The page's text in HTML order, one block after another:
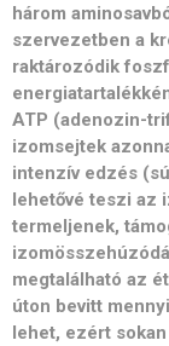
három
szervezetben a
raktározódik
ATP (adenozin-
izomsejtek
intenzív edzés
lehetővé teszi az
termeljenek,
megtalálható az
úton bevitt
lehet, ezért